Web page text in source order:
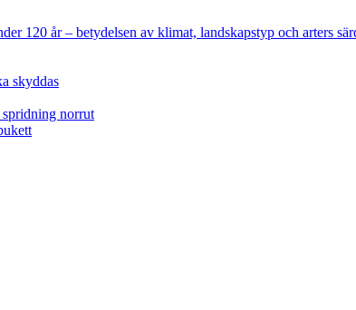
120 år– betydelsen av klimat, landskapstyp och arters
skyddas
spridning norrut